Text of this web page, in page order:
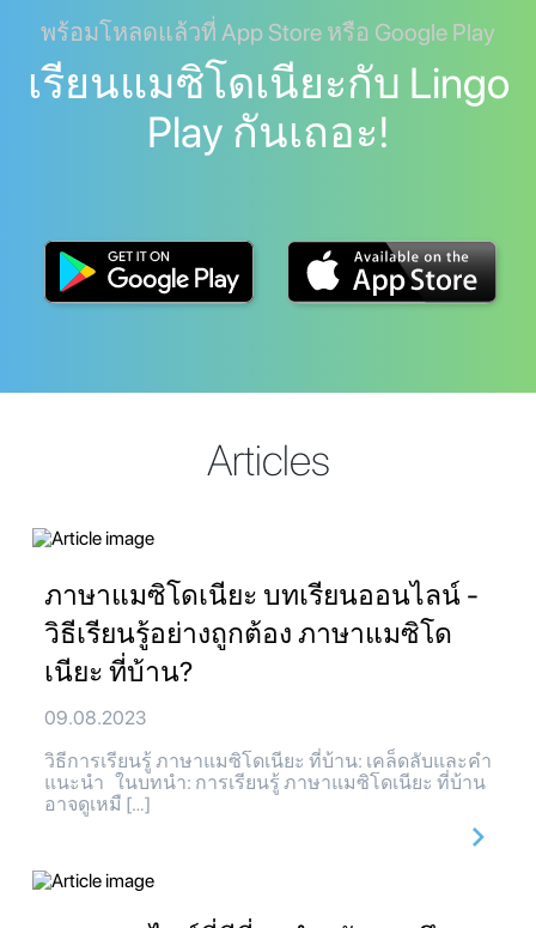
พร้อมโหลดแล้วที่ App Store หรือ Google Play
เรียนแมซิโดเนียะกับ Lingo
Play กันเถอะ!
Articles
ภาษาแมซิโดเนียะ บทเรียนออนไลน์ -
วิธีเรียนรู้อย่างถูกต้อง ภาษาแมซิโด
เนียะ ที่บ้าน?
09.08.2023
วิธีการเรียนรู้ ภาษาแมซิโดเนียะ ที่บ้าน: เคล็ดลับและคำ
แนะนำ ในบทนำ: การเรียนรู้ ภาษาแมซิโดเนียะ ที่บ้าน
อาจดูเหมื […]